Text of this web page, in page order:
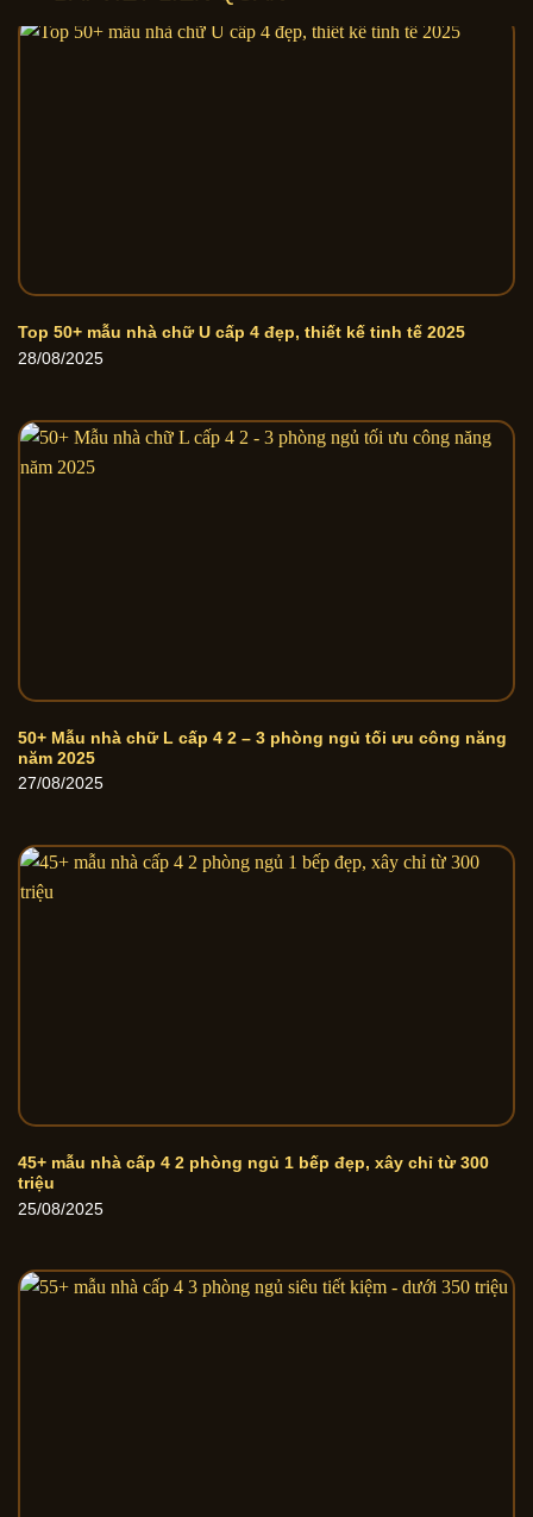
Top 50+ mẫu nhà chữ U cấp 4 đẹp, thiết kế tinh tế 2025
28/08/2025
50+ Mẫu nhà chữ L cấp 4 2 – 3 phòng ngủ tối ưu công năng
năm 2025
27/08/2025
45+ mẫu nhà cấp 4 2 phòng ngủ 1 bếp đẹp, xây chỉ từ 300
triệu
25/08/2025